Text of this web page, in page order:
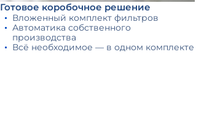
Готовое коробочное решение
Вложенный комплект фильтров
Автоматика собственного
производства
Всё необходимое — в одном комплекте